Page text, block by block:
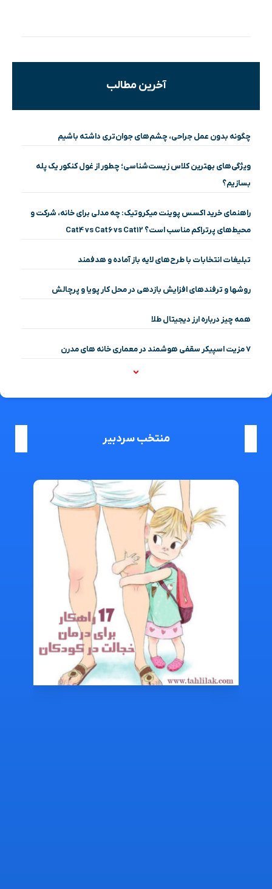
آخرین مطالب
چگونه بدون عمل جراحی، چشم‌های جوان‌تری داشته باشیم
ویژگی‌های بهترین کلاس زیست‌شناسی؛ چطور از غول کنکور یک پله
بسازیم؟
راهنمای خرید اکسس پوینت میکروتیک: چه مدلی برای خانه، شرکت و
محیط‌های پرتراکم مناسب است؟ Cat4 vs Cat6 vs Cat12
تبلیغات انتخابات با طرح‌های لایه باز آماده و هدفمند
روشها و ترفندهای افزایش بازدهی در محل کار پویا و پرچالش
همه چیز درباره ارز دیجیتال طلا
۷ مزیت اسپیکر سقفی هوشمند در معماری خانه‌ های مدرن
منتخب سردبیر